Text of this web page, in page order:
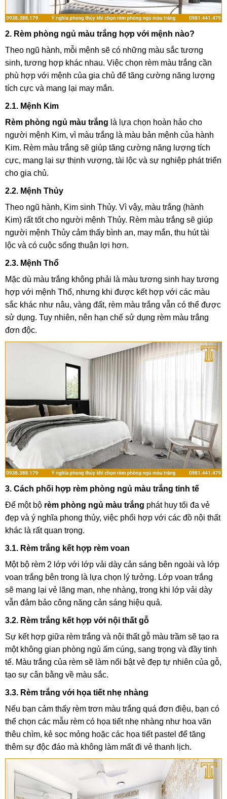
2. Rèm phòng ngủ màu trắng hợp với mệnh nào?
Theo ngũ hành, mỗi mệnh sẽ có những màu sắc tương
sinh, tương hợp khác nhau. Việc chọn rèm màu trắng cần
phù hợp với mệnh của gia chủ để tăng cường năng lượng
tích cực và mang lại may mắn.
2.1. Mệnh Kim
Rèm phòng ngủ màu trắng là lựa chọn hoàn hảo cho
người mệnh Kim, vì màu trắng là màu bản mệnh của hành
Kim. Rèm màu trắng sẽ giúp tăng cường năng lượng tích
cực, mang lại sự thịnh vượng, tài lộc và sự nghiệp phát triển
cho gia chủ.
2.2. Mệnh Thủy
Theo ngũ hành, Kim sinh Thủy. Vì vậy, màu trắng (hành
Kim) rất tốt cho người mệnh Thủy. Rèm màu trắng sẽ giúp
người mệnh Thủy cảm thấy bình an, may mắn, thu hút tài
lộc và có cuộc sống thuận lợi hơn.
2.3. Mệnh Thổ
Mặc dù màu trắng không phải là màu tương sinh hay tương
hợp với mệnh Thổ, nhưng khi được kết hợp với các màu
sắc khác như nâu, vàng đất, rèm màu trắng vẫn có thể được
sử dụng. Tuy nhiên, nên hạn chế sử dụng rèm màu trắng
đơn độc.
3. Cách phối hợp rèm phòng ngủ màu trắng tinh tế
Để một bộ rèm phòng ngủ màu trắng phát huy tối đa vẻ
đẹp và ý nghĩa phong thủy, việc phối hợp với các đồ nội thất
khác là rất quan trọng.
3.1. Rèm trắng kết hợp rèm voan
Một bộ rèm 2 lớp với lớp vải dày cản sáng bên ngoài và lớp
voan trắng bên trong là lựa chọn lý tưởng. Lớp voan trắng
sẽ mang lại vẻ lãng mạn, nhẹ nhàng, trong khi lớp vải dày
vẫn đảm bảo công năng cản sáng hiệu quả.
3.2. Rèm trắng kết hợp với nội thất gỗ
Sự kết hợp giữa rèm trắng và nội thất gỗ màu trầm sẽ tạo ra
một không gian phòng ngủ ấm cúng, sang trọng và đầy tinh
tế. Màu trắng của rèm sẽ làm nổi bật vẻ đẹp tự nhiên của gỗ,
tạo sự cân bằng về màu sắc.
3.3. Rèm trắng với họa tiết nhẹ nhàng
Nếu bạn cảm thấy rèm trơn màu trắng quá đơn điệu, bạn có
thể chọn các mẫu rèm có họa tiết nhẹ nhàng như hoa văn
thêu chìm, kẻ sọc mỏng hoặc các họa tiết pastel để tăng
thêm sự độc đáo mà không làm mất đi vẻ thanh lịch.